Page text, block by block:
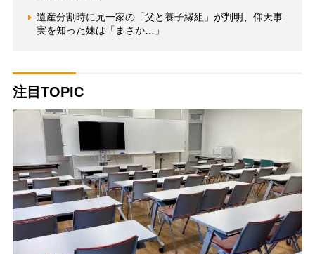
遺産分割時に兄一家の「父と養子縁組」が判明、仰天事
実を知った妹は「まさか…」
注目TOPIC